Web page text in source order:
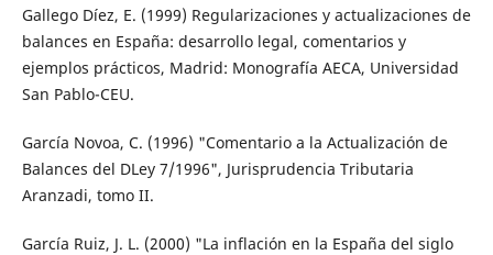
Gallego Díez, E. (1999) Regularizaciones y actualizaciones de
balances en España: desarrollo legal, comentarios y
ejemplos prácticos, Madrid: Monografía AECA, Universidad
San Pablo-CEU.
García Novoa, C. (1996) "Comentario a la Actualización de
Balances del DLey 7/1996", Jurisprudencia Tributaria
Aranzadi, tomo II.
García Ruiz, J. L. (2000) "La inflación en la España del siglo